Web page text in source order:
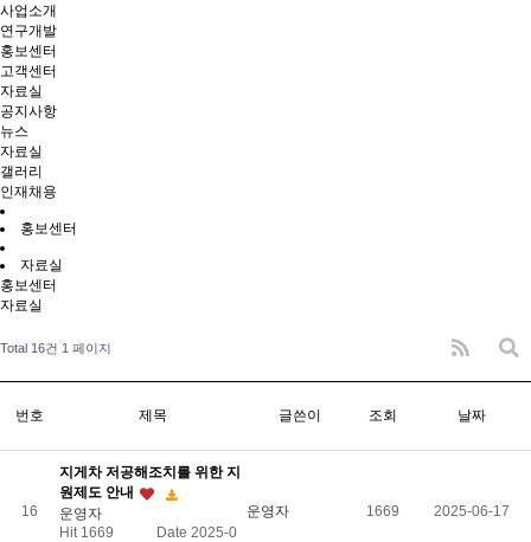
사업소개
연구개발
홍보센터
고객센터
자료실
공지사항
뉴스
자료실
갤러리
인재채용
홍보센터
자료실
홍보센터
자료실
Total 16건 1 페이지
번호 제목 글쓴이 조회 날짜
16
지게차 저공해조치를 위한 지
원제도 안내
운영자
Hit 1669
Date 2025-0
운영자 1669 2025-06-17